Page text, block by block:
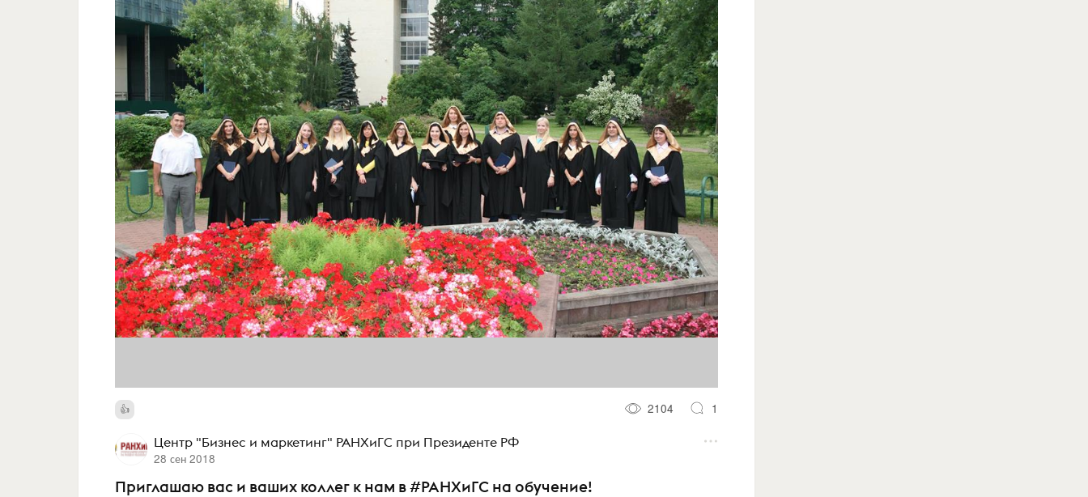
2104 1
Центр "Бизнес и маркетинг" РАНХиГС при Президенте РФ
28 сен 2018
Приглашаю вас и ваших коллег к нам в #РАНХиГС на обучение!